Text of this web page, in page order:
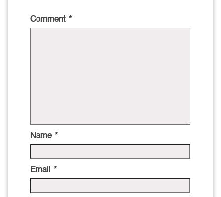
Comment *
Name *
Email *